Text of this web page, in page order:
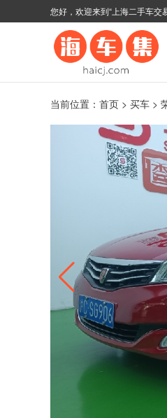
您好，欢迎来到“上海二手车交
当前位置： 首页 > 买车 >